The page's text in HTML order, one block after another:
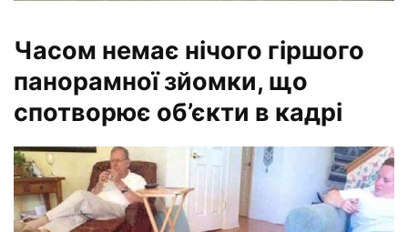
Часом немає нічого гіршого
панорамної зйомки, що
спотворює об’єкти в кадрі